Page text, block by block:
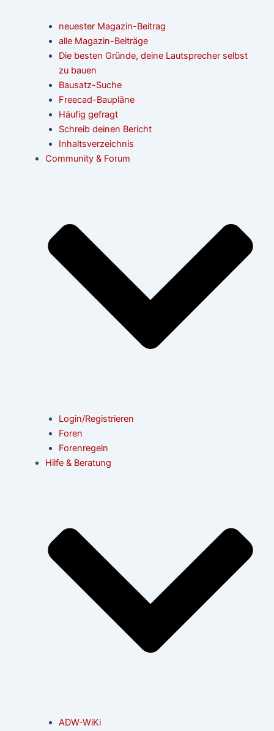
neuester Magazin-Beitrag
alle Magazin-Beiträge
Die besten Gründe, deine Lautsprecher selbst
zu bauen
Bausatz-Suche
Freecad-Baupläne
Häufig gefragt
Schreib deinen Bericht
Inhaltsverzeichnis
Community & Forum
Login/Registrieren
Foren
Forenregeln
Hilfe & Beratung
ADW-WiKi